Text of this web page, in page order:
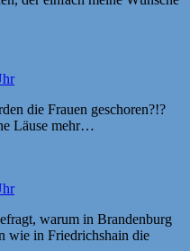
die Frauen geschoren?!?
Läuse mehr…
warum in Brandenburg
wie in Friedrichshain die